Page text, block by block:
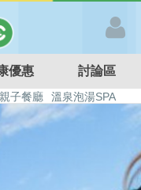
優惠 討論區
子餐廳
溫泉泡湯SPA
景點